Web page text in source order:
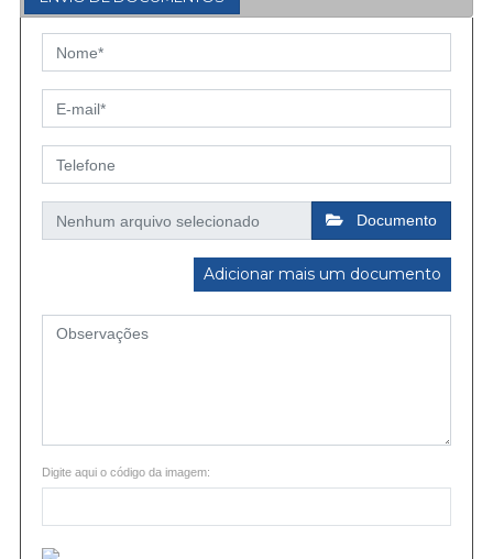
Documento
Adicionar mais um documento
Digite aqui o código da imagem: